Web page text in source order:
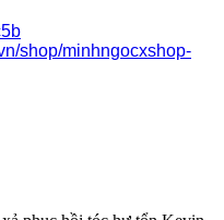
shop/minhngocxshop-